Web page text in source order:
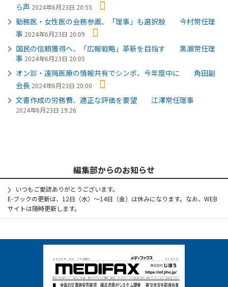
ら声 2024年6月23日 20:55
勤務医・女性医の会務参画、「理事」も選択肢 今村常任理
事 2024年6月23日 20:09
国民の信頼獲得へ、「広報戦略」革新を目指す 黒瀨常任理
事 2024年6月23日 20:05
オン診・遠隔医療の情報共有でシンポ、今年度中に 角田副
会長 2024年6月23日 20:00
文書作成の労務費、適正な評価を要望 江澤常任理事
2024年6月23日 19:26
編集部からのお知らせ
いつもご愛読ありがとうございます。
E-ブックの更新は、12日（水）～14日（金）は休みになります。なお、WEB
サイトは随時更新します。